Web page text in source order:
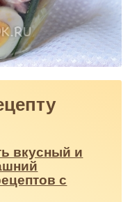
вкусный и
с